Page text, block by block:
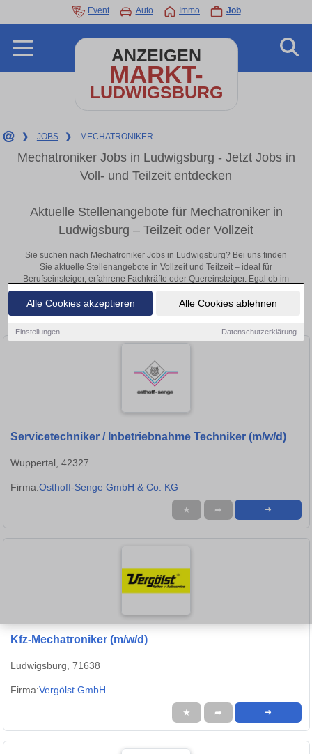
Alle Cookies akzeptieren Alle Cookies ablehnen
Einstellungen Datenschutzerklärung
Event Auto Immo Job
ANZEIGEN
MARKT-
LUDWIGSBURG
❯ JOBS ❯ MECHATRONIKER
Mechatroniker Jobs in Ludwigsburg - Jetzt Jobs in
Voll- und Teilzeit entdecken
Aktuelle Stellenangebote für Mechatroniker in
Ludwigsburg – Teilzeit oder Vollzeit
Sie suchen nach Mechatroniker Jobs in Ludwigsburg? Bei uns finden
Sie aktuelle Stellenangebote in Vollzeit und Teilzeit – ideal für
Berufseinsteiger, erfahrene Fachkräfte oder Quereinsteiger. Egal ob im
Büro, vor Ort oder remote: Entdecken Sie jetzt neue Chancen in Ihrer
Region und bewerben Sie sich direkt auf passende Mechatroniker-
Stellen in Ludwigsburg!
Servicetechniker / Inbetriebnahme Techniker (m/w/d)
Wuppertal, 42327
Firma:Osthoff-Senge GmbH & Co. KG
★ ➦ ➜
Kfz-Mechatroniker (m/w/d)
Ludwigsburg, 71638
Firma:Vergölst GmbH
★ ➦ ➜